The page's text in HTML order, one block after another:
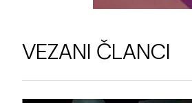
VEZANI ČLANCI